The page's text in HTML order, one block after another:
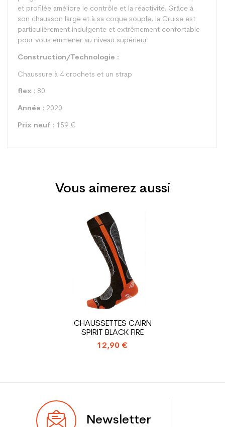
et profilée améliore le contrôle et la réactivité. Grâce à
son chausson large et à sa coque souple, la Cruise est
particulièrement indulgente et extrêmement confortable
pour vous emmener au niveau supérieur.
Construction/Technologie :
Chaussure à 4 crochets et un strap
flex : 80
Année : 2020
Prix neuf : 159 €
Piste
Homme
Loisir
Noir
1.31
adulte loisir
Vous aimerez aussi
CHAUSSETTES CAIRN
SPIRIT BLACK FIRE
12,90 €
Newsletter